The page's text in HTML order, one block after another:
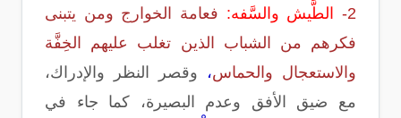
2- الطَّيش والسَّفه: فعامة الخوارج ومن يتبنى
فكرهم من الشباب الذين تغلب عليهم الخِفَّة
والاستعجال والحماس،
وقصر النظر والإدراك،
مع ضيق الأفق وعدم البصيرة، كما جاء في